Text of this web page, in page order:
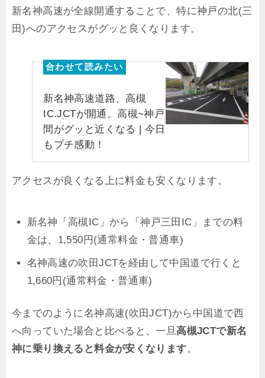
新名神高速が全線開通することで、特に神戸の北(三
田)へのアクセスがグッと良くなります。
新名神高速道路、高槻
IC.JCTが開通。高槻~神戸
間がグッと近くなる | 今日
もプチ感動！
アクセスが良くなる上に料金も安くなります。
新名神「高槻IC」から「神戸三田IC」までの料
金は、1,550円(通常料金・普通車)
名神高速の吹田JCTを経由して中国道で行くと
1,660円(通常料金・普通車)
今までのように名神高速(吹田JCT)から中国道で西
へ向っていた場合と比べると、一旦高槻JCTで新名
神に乗り換えると料金が安くなります。